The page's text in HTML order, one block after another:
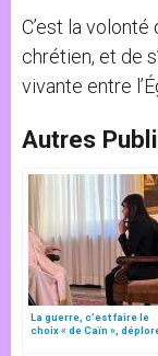
C’est la volonté
chrétien, et de
vivante entre
Autres
La guerre, c’est faire le
choix « de Caïn »,